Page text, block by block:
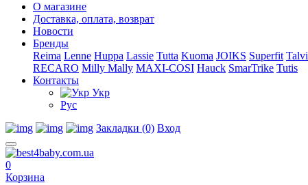
О магазине
Доставка, оплата, возврат
Новости
Бренды
Reima Lenne Huppa Lassie Tutta Kuoma JOIKS Superfit Talvi
RECARO Milly Mally MAXI-COSI Hauck SmarTrike Tutis
Контакты
Укр
Рус
Закладки (0) Вход
0
Корзина